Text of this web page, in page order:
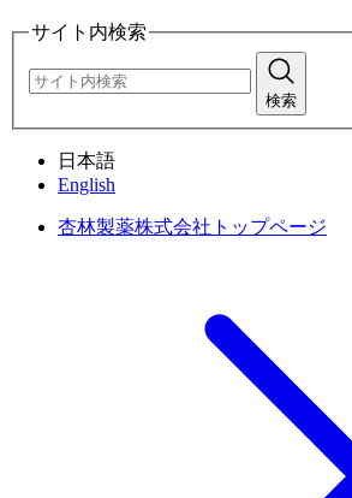
サイト内検索
検索
日本語
English
杏林製薬株式会社トップページ